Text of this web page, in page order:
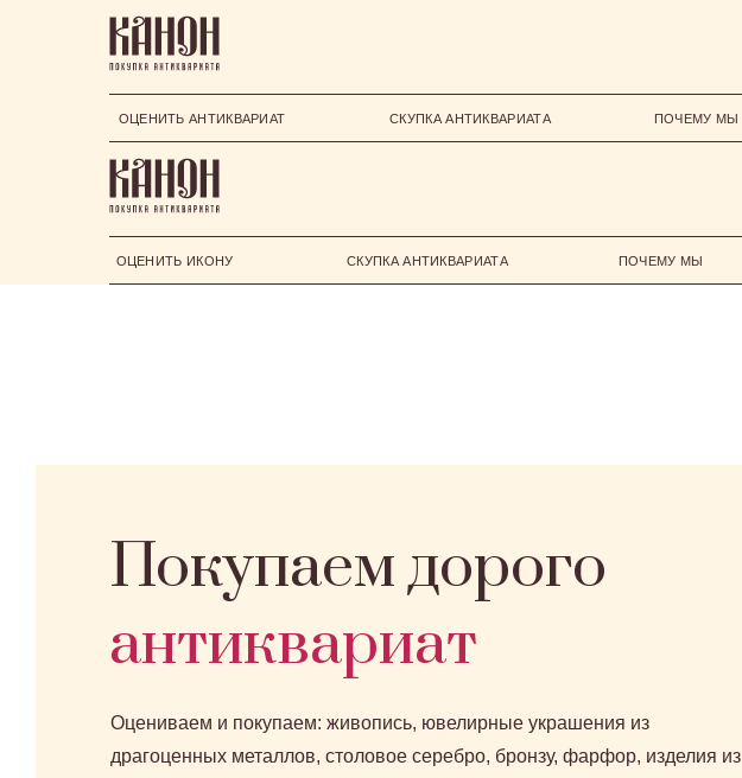
ОЦЕНИТЬ АНТИКВАРИАТ СКУПКА АНТИКВАРИАТА ПОЧЕМУ МЫ
ОЦЕНИТЬ ИКОНУ СКУПКА АНТИКВАРИАТА ПОЧЕМУ МЫ
Покупаем дорого
антиквариат
Оцениваем и покупаем: живопись, ювелирные украшения из
драгоценных металлов, столовое серебро, бронзу, фарфор, изделия из